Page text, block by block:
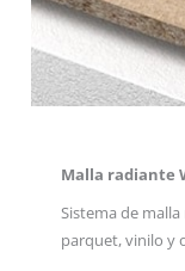
Malla radiante
Sistema de
parquet, vinilo y